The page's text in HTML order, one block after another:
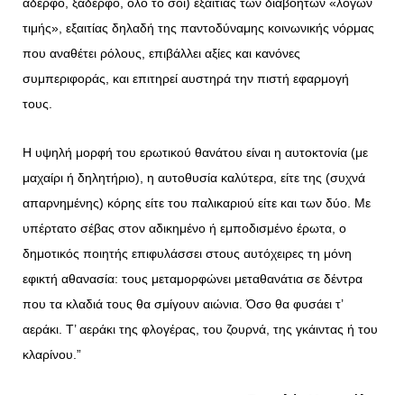
τιμής», εξαιτίας δηλαδή της παντοδύναμης κοινωνικής νόρμας
που αναθέτει ρόλους, επιβάλλει αξίες και κανόνες
συμπεριφοράς, και επιτηρεί αυστηρά την πιστή εφαρμογή
τους.
Η υψηλή μορφή του ερωτικού θανάτου είναι η αυτοκτονία (με
μαχαίρι ή δηλητήριο), η αυτοθυσία καλύτερα, είτε της (συχνά
απαρνημένης) κόρης είτε του παλικαριού είτε και των δύο. Με
υπέρτατο σέβας στον αδικημένο ή εμποδισμένο έρωτα, ο
δημοτικός ποιητής επιφυλάσσει στους αυτόχειρες τη μόνη
εφικτή αθανασία: τους μεταμορφώνει μεταθανάτια σε δέντρα
που τα κλαδιά τους θα σμίγουν αιώνια. Όσο θα φυσάει τ’
αεράκι. Τ’ αεράκι της φλογέρας, του ζουρνά, της γκάιντας ή του
κλαρίνου.”